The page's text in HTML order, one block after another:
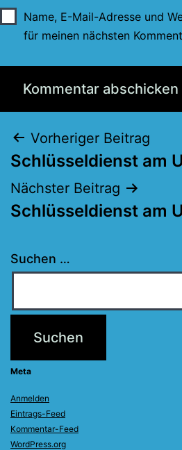
Name, E-Mail-Adresse und
für meinen nächsten
Vorheriger Beitrag
Schlüsseldienst am
Nächster Beitrag
Schlüsseldienst am
Suchen …
Meta
Anmelden
Eintrags-Feed
Kommentar-Feed
WordPress.org